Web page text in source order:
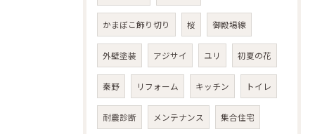
かまぼこ飾り切り 桜 御殿場線
外壁塗装 アジサイ ユリ 初夏の花
秦野 リフォーム キッチン トイレ
耐震診断 メンテナンス 集合住宅